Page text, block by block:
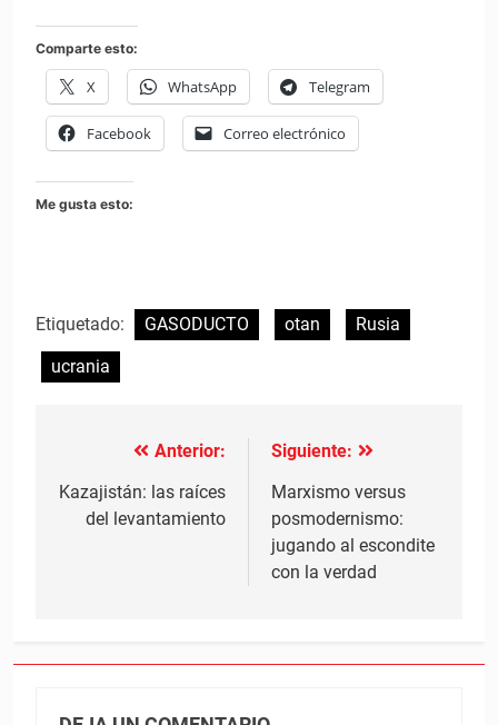
Comparte esto:
X WhatsApp Telegram
Facebook Correo electrónico
Me gusta esto:
Etiquetado: GASODUCTO otan
Rusia
ucrania
Navegación
de
Anterior:
Kazajistán: las raíces
del levantamiento
Siguiente:
Marxismo versus
posmodernismo:
jugando al escondite
con la verdad